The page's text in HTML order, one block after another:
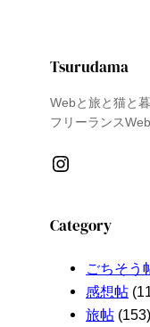
Tsurudama
Webと旅と猫と暮
フリーランス
Instagram
Category
ごちそう
感想帖
旅帖 (153)